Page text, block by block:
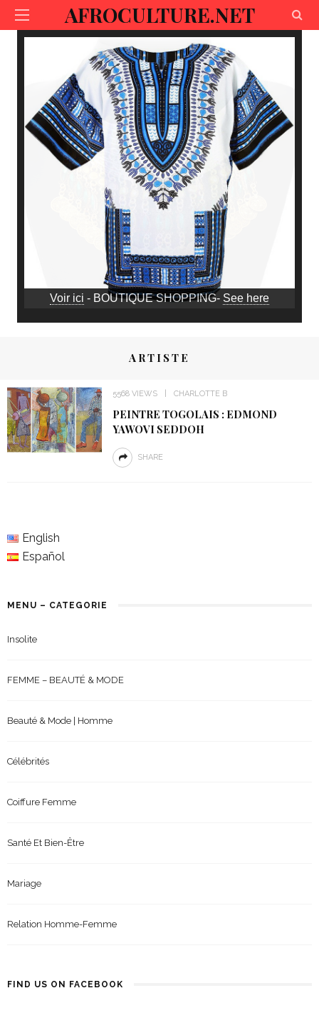
AFROCULTURE.NET
Voir ici - BOUTIQUE SHOPPING- See here
ARTISTE
5568 VIEWS CHARLOTTE B
PEINTRE TOGOLAIS : EDMOND
YAWOVI SEDDOH
SHARE
English
Español
MENU – CATEGORIE
Insolite
FEMME – BEAUTÉ & MODE
Beauté & Mode | Homme
Célébrités
Coiffure Femme
Santé Et Bien-Être
Mariage
Relation Homme-Femme
FIND US ON FACEBOOK